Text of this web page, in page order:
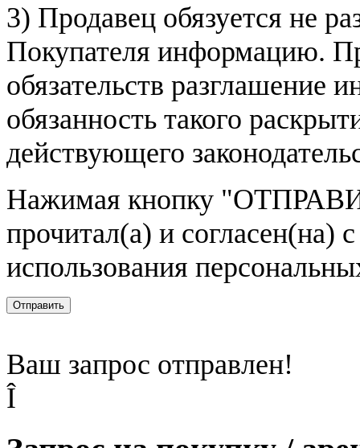
3) Продавец обязуется не
Покупателя информацию.
обязательств разглашение
обязанность такого
действующего
Нажимая кнопку
прочитал(а) и согласен(на)
использования
Отправить
Ваш запрос отправлен!
Î